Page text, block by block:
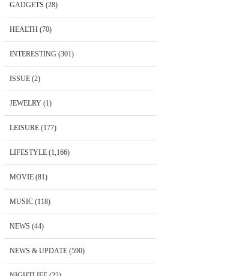
GADGETS (28)
HEALTH (70)
INTERESTING (301)
ISSUE (2)
JEWELRY (1)
LEISURE (177)
LIFESTYLE (1,166)
MOVIE (81)
MUSIC (118)
NEWS (44)
NEWS & UPDATE (590)